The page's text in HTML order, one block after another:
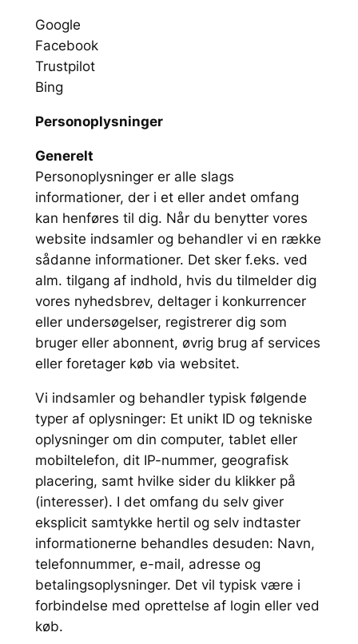
Google
Facebook
Trustpilot
Bing
Personoplysninger
Generelt
Personoplysninger er alle slags
informationer, der i et eller andet omfang
kan henføres til dig. Når du benytter vores
website indsamler og behandler vi en række
sådanne informationer. Det sker f.eks. ved
alm. tilgang af indhold, hvis du tilmelder dig
vores nyhedsbrev, deltager i konkurrencer
eller undersøgelser, registrerer dig som
bruger eller abonnent, øvrig brug af services
eller foretager køb via websitet.
Vi indsamler og behandler typisk følgende
typer af oplysninger: Et unikt ID og tekniske
oplysninger om din computer, tablet eller
mobiltelefon, dit IP-nummer, geografisk
placering, samt hvilke sider du klikker på
(interesser). I det omfang du selv giver
eksplicit samtykke hertil og selv indtaster
informationerne behandles desuden: Navn,
telefonnummer, e-mail, adresse og
betalingsoplysninger. Det vil typisk være i
forbindelse med oprettelse af login eller ved
køb.